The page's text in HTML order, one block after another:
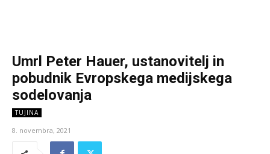
Umrl Peter Hauer, ustanovitelj in
pobudnik Evropskega medijskega
sodelovanja
TUJINA
8. novembra, 2021